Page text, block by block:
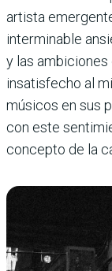
artista
interminable
y las
insatisfecho al
músicos en sus
con este
concepto de la